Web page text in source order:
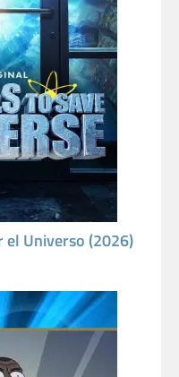
el Universo (2026)